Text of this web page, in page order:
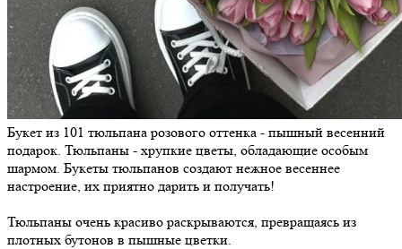
Букет из 101 тюльпана розового оттенка - пышный весенний
подарок. Тюльпаны - хрупкие цветы, обладающие особым
шармом. Букеты тюльпанов создают нежное весеннее
настроение, их приятно дарить и получать!
Тюльпаны очень красиво раскрываются, превращаясь из
плотных бутонов в пышные цветки.